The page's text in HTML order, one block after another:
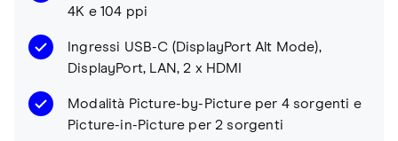
4K e 104 ppi
Ingressi USB-C (DisplayPort Alt Mode),
DisplayPort, LAN, 2 x HDMI
Modalità Picture-by-Picture per 4 sorgenti e
Picture-in-Picture per 2 sorgenti